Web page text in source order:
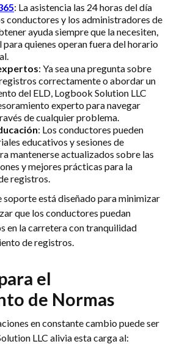
: La asistencia las 24 horas del día
conductores y los administradores de
ayuda siempre que la necesiten,
para quienes operan fuera del horario
: Ya sea una pregunta sobre
correctamente o abordar un
del ELD, Logbook Solution LLC
experto para navegar
de cualquier problema.
: Los conductores pueden
educativos y sesiones de
mantenerse actualizados sobre las
y mejores prácticas para la
registros.
soporte está diseñado para minimizar
que los conductores puedan
en la carretera con tranquilidad
de registros.
el
de Normas
en constante cambio puede ser
LLC alivia esta carga al: